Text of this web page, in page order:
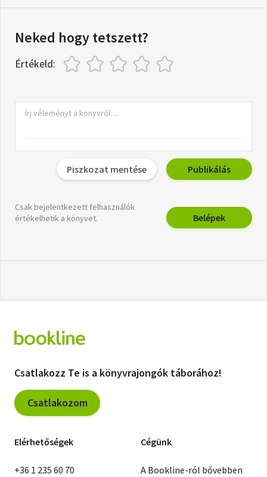
Neked hogy tetszett?
Értékeld:
Piszkozat mentése Publikálás
Csak bejelentkezett felhasználók
értékelhetik a könyvet.
Belépek
Csatlakozz Te is a könyvrajongók táborához!
Csatlakozom
Elérhetőségek
+36 1 235 60 70
Cégünk
A Bookline-ról bővebben